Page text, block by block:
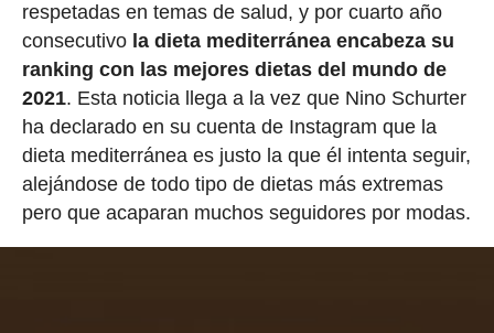
respetadas en temas de salud, y por cuarto año
consecutivo la dieta mediterránea encabeza su
ranking con las mejores dietas del mundo de
2021. Esta noticia llega a la vez que Nino Schurter
ha declarado en su cuenta de Instagram que la
dieta mediterránea es justo la que él intenta seguir,
alejándose de todo tipo de dietas más extremas
pero que acaparan muchos seguidores por modas.